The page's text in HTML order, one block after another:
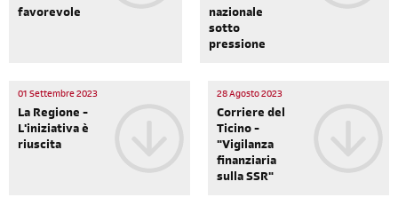
favorevole
nazionale
sotto
pressione
01 Settembre 2023
La Regione -
L'iniziativa è
riuscita
28 Agosto 2023
Corriere del
Ticino -
"Vigilanza
finanziaria
sulla SSR"